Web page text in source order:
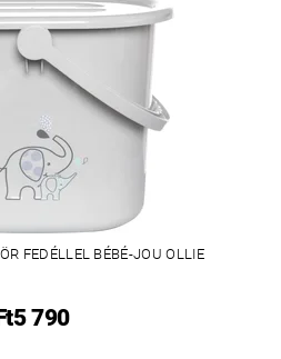
FEDÉLLEL BÉBÉ-JOU OLLIE
790